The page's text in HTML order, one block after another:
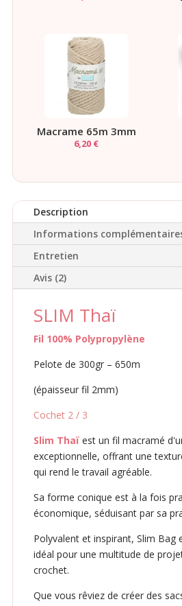
Macrame 65m 3mm
6,20 €
Description
Informations
Entretien
Avis (2)
SLIM Thaï
Fil 100% Polypropylène
Pelote de 300gr – 650m
(épaisseur fil 2mm)
Cochet 2 / 3
Slim Thaï est un fil macramé
exceptionnelle, offrant une
qui rend le travail agréable.
Sa forme conique est à la fois
économique, séduisant par sa
Polyvalent et inspirant, Slim Bag
idéal pour une multitude de
crochet.
Que vous rêviez de créer des